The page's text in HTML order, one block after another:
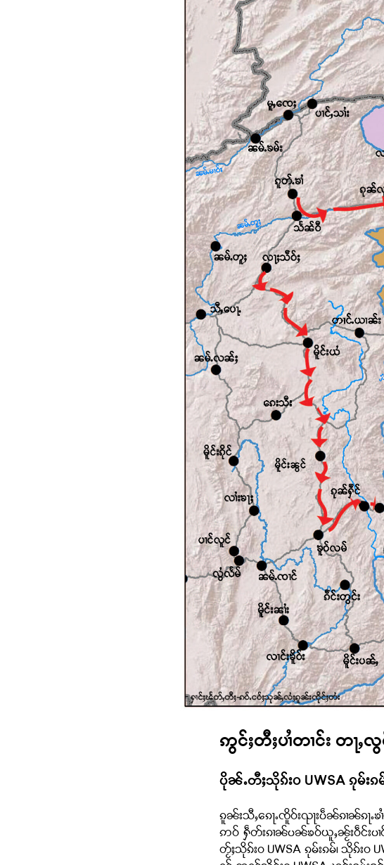
ဢွင်ႈတီႈပၢႆတၢင်း တႃ
ပိုၼ်ႉတီႈသိုၵ်းဝUWSA ၵုမ်း
ၵူၼ်းသီႇၵေႃႉၸိူဝ်းၺႃးပဵၼ်ၵၢၼ်ၵ
ဢဝ် ႁဵတ်းၵၢၼ်ပၼ်ၶဝ်ယူႇၼႂ်းဝဵင်းပၢ
တႂ်ႈသိုၵ်းဝ UWSA ၵုမ်းၵမ်၊ သိုၵ်း